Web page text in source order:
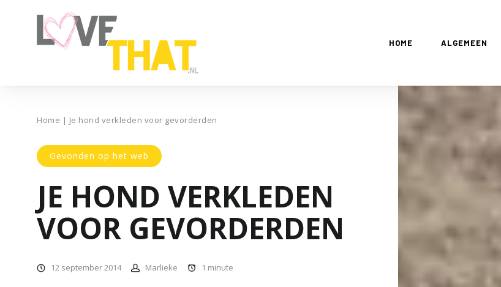
HOME ALGEMEEN
Home | Je hond verkleden voor gevorderden
Gevonden op het web
JE HOND VERKLEDEN
VOOR GEVORDERDEN
12 september 2014 Marlieke 1 minute